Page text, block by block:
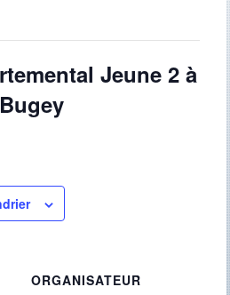
Jeune 2 à
ORGANISATEUR